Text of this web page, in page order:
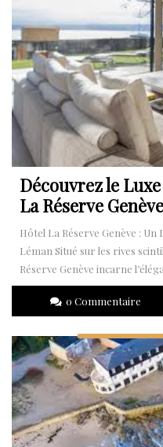
Découvrez le
La Réserve Genève
Hôtel La Réserve Genève :
Léman Situé sur les rives
Réserve Genève incarne
0 Commentaire